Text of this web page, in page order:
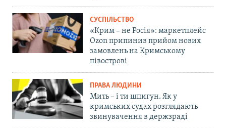
СУСПІЛЬСТВО
«Крим – не Росія»: маркетплейс
Ozon припинив прийом нових
замовлень на Кримському
півострові
ПРАВА ЛЮДИНИ
Мить – і ти шпигун. Як у
кримських судах розглядають
звинувачення в держзраді